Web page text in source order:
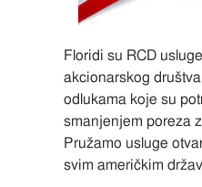
Floridi su RCD
akcionarskog
odlukama koje su
smanjenjem poreza
Pružamo usluge
svim američkim